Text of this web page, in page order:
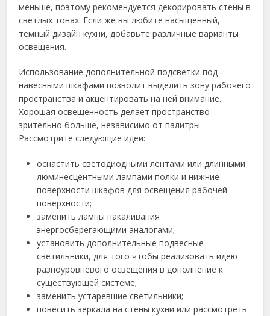
меньше, поэтому рекомендуется декорировать стены в
светлых тонах. Если же вы любите насыщенный,
тёмный дизайн кухни, добавьте различные варианты
освещения.
Использование дополнительной подсветки под
навесными шкафами позволит выделить зону рабочего
пространства и акцентировать на ней внимание.
Хорошая освещенность делает пространство
зрительно больше, независимо от палитры.
Рассмотрите следующие идеи:
оснастить светодиодными лентами или длинными
люминесцентными лампами полки и нижние
поверхности шкафов для освещения рабочей
поверхности;
заменить лампы накаливания
энергосберегающими аналогами;
установить дополнительные подвесные
светильники, для того чтобы реализовать идею
разноуровневого освещения в дополнение к
существующей системе;
заменить устаревшие светильники;
повесить зеркала на стены кухни или рассмотреть